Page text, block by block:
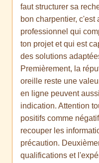
faut structurer sa
bon charpentier, c'est
professionnel qui
ton projet et qui est
des solutions
Premièrement, la
oreille reste une
en ligne peuvent
indication. Attention
positifs comme
recouper les
précaution.
qualifications et